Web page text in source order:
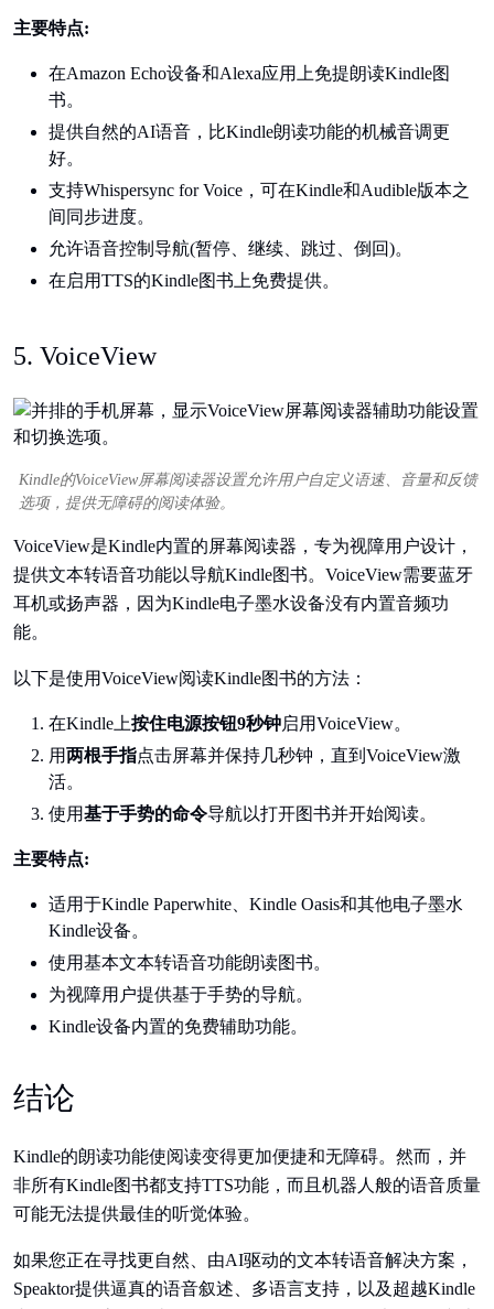
主要特点:
在Amazon Echo设备和Alexa应用上免提朗读Kindle图
书。
提供自然的AI语音，比Kindle朗读功能的机械音调更
好。
支持Whispersync for Voice，可在Kindle和Audible版本之
间同步进度。
允许语音控制导航(暂停、继续、跳过、倒回)。
在启用TTS的Kindle图书上免费提供。
5. VoiceView
Kindle的VoiceView屏幕阅读器设置允许用户自定义语速、音量和反馈
选项，提供无障碍的阅读体验。
VoiceView是Kindle内置的屏幕阅读器，专为视障用户设计，
提供文本转语音功能以导航Kindle图书。VoiceView需要蓝牙
耳机或扬声器，因为Kindle电子墨水设备没有内置音频功
能。
以下是使用VoiceView阅读Kindle图书的方法：
在Kindle上按住电源按钮9秒钟启用VoiceView。
用两根手指点击屏幕并保持几秒钟，直到VoiceView激
活。
使用基于手势的命令导航以打开图书并开始阅读。
主要特点:
适用于Kindle Paperwhite、Kindle Oasis和其他电子墨水
Kindle设备。
使用基本文本转语音功能朗读图书。
为视障用户提供基于手势的导航。
Kindle设备内置的免费辅助功能。
结论
Kindle的朗读功能使阅读变得更加便捷和无障碍。然而，并
非所有Kindle图书都支持TTS功能，而且机器人般的语音质量
可能无法提供最佳的听觉体验。
如果您正在寻找更自然、由AI驱动的文本转语音解决方案，
Speaktor提供逼真的语音叙述、多语言支持，以及超越Kindle